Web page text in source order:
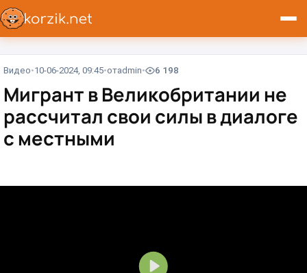
Видео 10-06-2024, 09:45 отadmin 6 198
Мигрант в Великобритании не
рассчитал свои силы в диалоге
с местными